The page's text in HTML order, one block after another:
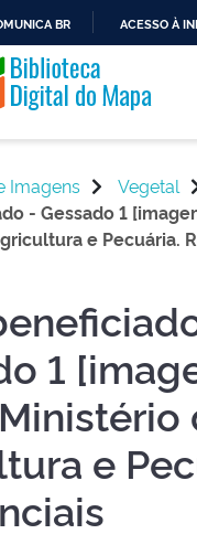
O
CONTEÚDO
BR ACESSO À
Imagens Vegetal
- Gessado 1
e Pecuária.
1
e